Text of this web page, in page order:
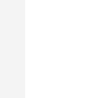
（
（
（